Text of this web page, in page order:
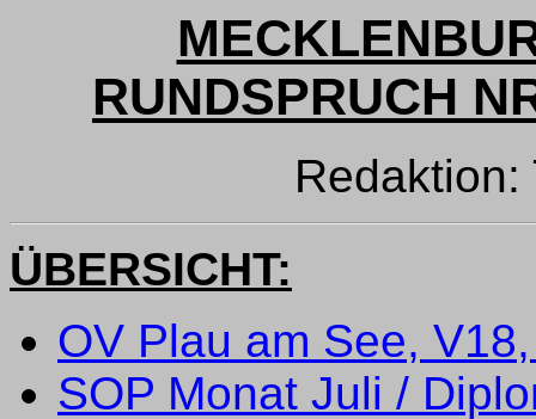
RUNDSPRUCH
Redaktion:
ÜBERSICHT:
OV Plau am See,
SOP Monat Juli /